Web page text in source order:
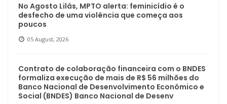
No Agosto Lilás, MPTO alerta: feminicídio é o
desfecho de uma violência que começa aos
poucos
05 August, 2026
Contrato de colaboração financeira com o BNDES
formaliza execução de mais de R$ 56 milhões do
Banco Nacional de Desenvolvimento Econômico e
Social (BNDES) Banco Nacional de Desenv